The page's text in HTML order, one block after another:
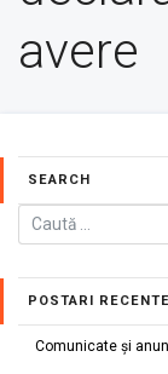
avere
SEARCH
POSTARI RECENTE
Comunicate și